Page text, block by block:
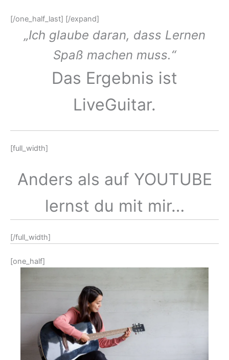
[/one_half_last] [/expand]
„Ich glaube daran, dass Lernen
Spaß machen muss.“
Das Ergebnis ist
LiveGuitar.
[full_width]
Anders als auf YOUTUBE
lernst du mit mir…
[/full_width]
[one_half]